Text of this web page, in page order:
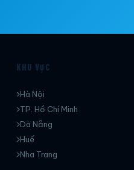
KHU VỰC
Hà Nội
TP. Hồ Chí Minh
Dà Nẵng
Huế
Nha Trang